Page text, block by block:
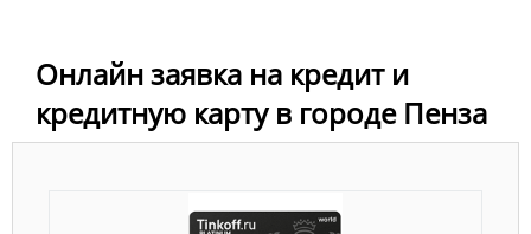
Онлайн заявка на кредит и
кредитную карту в городе Пенза